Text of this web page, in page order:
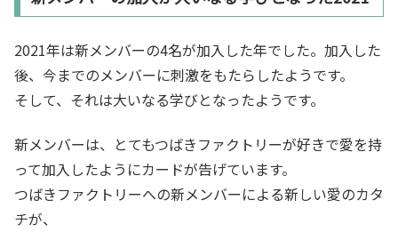
2021年は新メンバーの4名が加入した年でした。加入した
後、今までのメンバーに刺激をもたらしたようです。
そして、それは大いなる学びとなったようです。
新メンバーは、とてもつばきファクトリーが好きで愛を持
って加入したようにカードが告げています。
つばきファクトリーへの新メンバーによる新しい愛のカタ
チが、